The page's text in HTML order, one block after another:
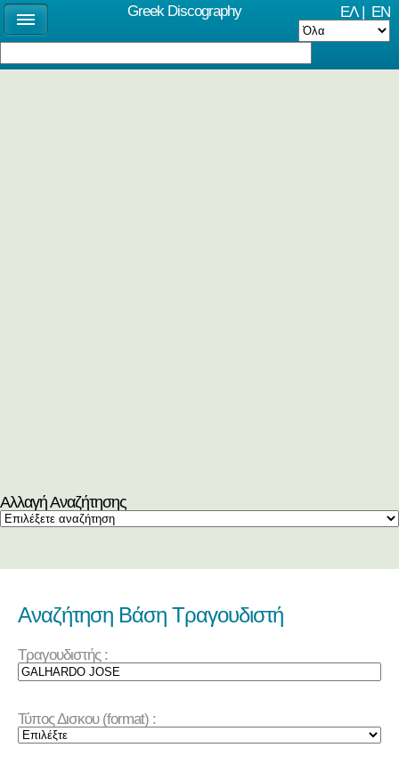
ΕΛ| EN
Αλλαγή Αναζήτησης
Αναζήτηση Βάση Τραγουδιστή
Τραγουδιστής :
Τύπος Δισκου (format) :
Greek Discography